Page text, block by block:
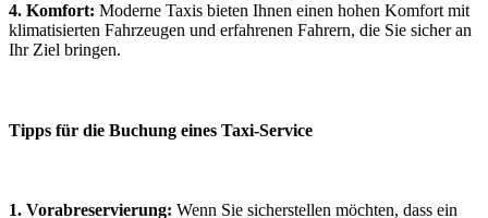
4. Komfort: Moderne Taxis bieten Ihnen einen hohen Komfort mit
klimatisierten Fahrzeugen und erfahrenen Fahrern, die Sie sicher an
Ihr Ziel bringen.
Tipps für die Buchung eines Taxi-Service
1. Vorabreservierung: Wenn Sie sicherstellen möchten, dass ein